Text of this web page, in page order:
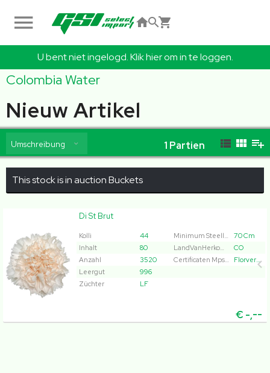
U bent niet ingelogd. Klik hier om in te loggen.
Colombia Water
Nieuw Artikel
Umschreibung 1 Partien
This stock is in auction Buckets
Di St Brut
Kolli 44
70 Cm
Inhalt
80 LandVanHerkomst
CO
Anzahl
3520 Certificaten Mps Abc
Florverde
Leergut
996
Züchter
LF
€ -,--
x
1 2